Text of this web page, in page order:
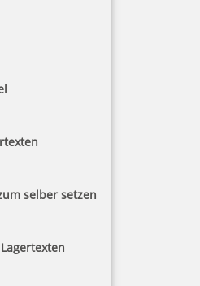
selber setzen